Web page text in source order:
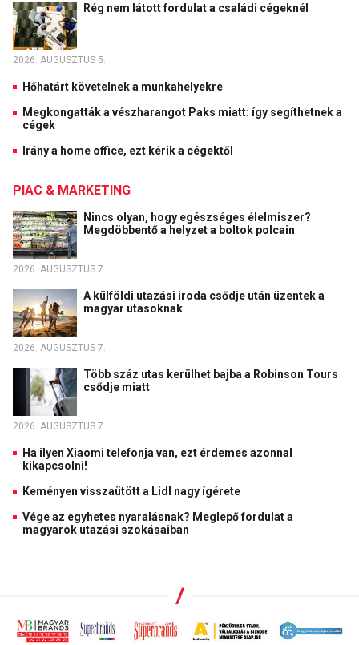
Rég nem látott fordulat a családi cégeknél
2026. AUGUSZTUS 5.
Hőhatárt követelnek a munkahelyekre
Megkongatták a vészharangot Paks miatt: így segíthetnek a
cégek
Irány a home office, ezt kérik a cégektől
PIAC & MARKETING
Nincs olyan, hogy egészséges élelmiszer?
Megdöbbentő a helyzet a boltok polcain
2026. AUGUSZTUS 7.
A külföldi utazási iroda csődje után üzentek a
magyar utasoknak
2026. AUGUSZTUS 7.
Több száz utas kerülhet bajba a Robinson Tours
csődje miatt
2026. AUGUSZTUS 7.
Ha ilyen Xiaomi telefonja van, ezt érdemes azonnal
kikapcsolni!
Keményen visszaütött a Lidl nagy ígérete
Vége az egyhetes nyaralásnak? Meglepő fordulat a
magyarok utazási szokásaiban